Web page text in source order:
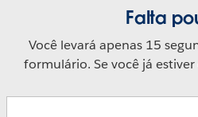
Falta
Você levará apenas 15
formulário. Se você já